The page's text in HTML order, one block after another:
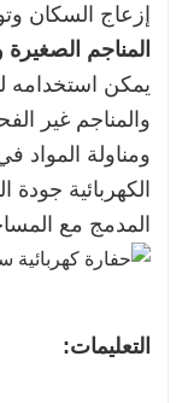
إزعاج السكان
المناجم
يمكن استخدامه
والمناجم غير
ومناولة المواد
الكهربائية
المدمج مع
التعليمات: